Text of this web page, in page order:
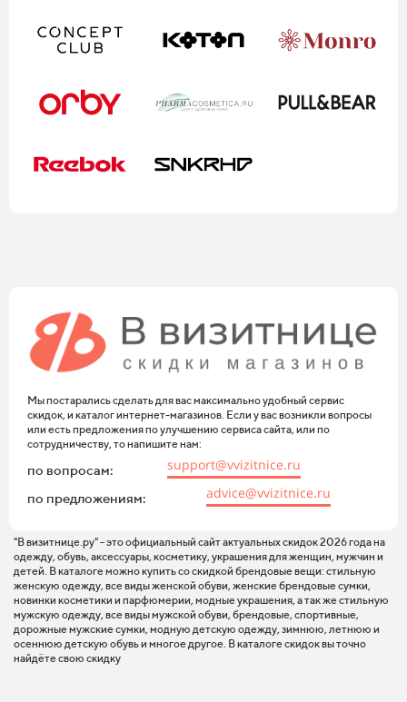
Мы постарались сделать для вас максимально удобный сервис
скидок, и каталог интернет-магазинов. Если у вас возникли вопросы
или есть предложения по улучшению сервиса сайта, или по
сотрудничеству, то напишите нам:
по вопросам: support@vvizitnice.ru
по предложениям: advice@vvizitnice.ru
"В визитнице.ру" - это официальный сайт актуальных скидок 2026 года на
одежду, обувь, аксессуары, косметику, украшения для женщин, мужчин и
детей. В каталоге можно купить со скидкой брендовые вещи: стильную
женскую одежду, все виды женской обуви, женские брендовые сумки,
новинки косметики и парфюмерии, модные украшения, а так же стильную
мужскую одежду, все виды мужской обуви, брендовые, спортивные,
дорожные мужские сумки, модную детскую одежду, зимнюю, летнюю и
осеннюю детскую обувь и многое другое. В каталоге скидок вы точно
найдёте свою скидку